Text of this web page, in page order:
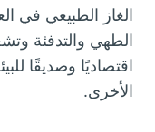
الغاز الطبيعي في
الطهي والتدفئة
اقتصاديًا وصديقًا
الأخرى.